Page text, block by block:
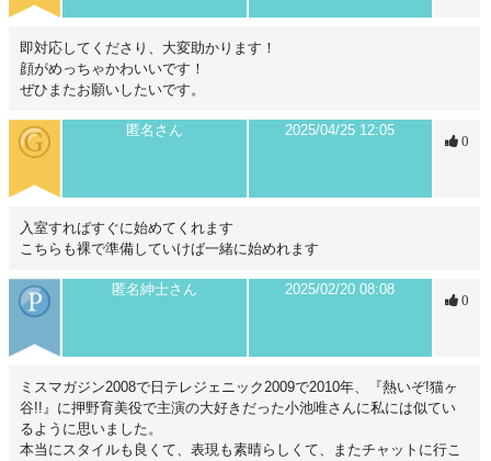
即対応してくださり、大変助かります！
顔がめっちゃかわいいです！
ぜひまたお願いしたいです。
匿名さん 2025/04/25 12:05
0
入室すればすぐに始めてくれます
こちらも裸で準備していけば一緒に始めれます
匿名紳士さん 2025/02/20 08:08
0
ミスマガジン2008で日テレジェニック2009で2010年、『熱いぞ!猫ヶ
谷!!』に押野育美役で主演の大好きだった小池唯さんに私には似てい
るように思いました。
本当にスタイルも良くて、表現も素晴らしくて、またチャットに行こ